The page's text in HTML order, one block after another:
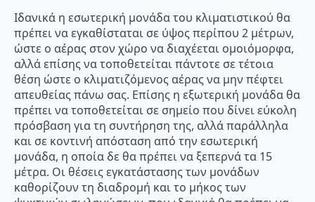
Ιδανικά η εσωτερική μονάδα του κλιματιστικού θα
πρέπει να εγκαθίσταται σε ύψος περίπου 2 μέτρων,
ώστε ο αέρας στον χώρο να διαχέεται ομοιόμορφα,
αλλά επίσης να τοποθετείται πάντοτε σε τέτοια
θέση ώστε ο κλιματιζόμενος αέρας να μην πέφτει
απευθείας πάνω σας. Επίσης η εξωτερική μονάδα θα
πρέπει να τοποθετείται σε σημείο που δίνει εύκολη
πρόσβαση για τη συντήρηση της, αλλά παράλληλα
και σε κοντινή απόσταση από την εσωτερική
μονάδα, η οποία δε θα πρέπει να ξεπερνά τα 15
μέτρα. Οι θέσεις εγκατάστασης των μονάδων
καθορίζουν τη διαδρομή και το μήκος των